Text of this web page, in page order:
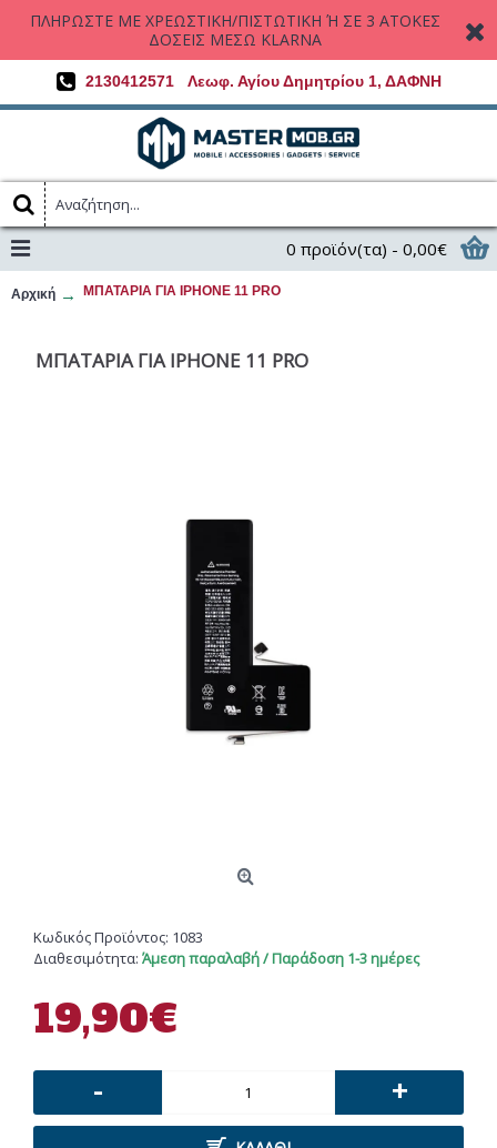
ΠΛΗΡΩΣΤΕ ΜΕ ΧΡΕΩΣΤΙΚΗ/ΠΙΣΤΩΤΙΚΗ Ή ΣΕ 3 ΑΤΟΚΕΣ
ΔΟΣΕΙΣ ΜΕΣΩ KLARNA
2130412571 Λεωφ. Αγίου Δημητρίου 1, ΔΑΦΝΗ
0 προϊόν(τα) - 0,00€
Αρχική ΜΠΑΤΑΡΙΑ ΓΙΑ IPHONE 11 PRO
ΜΠΑΤΑΡΙΑ ΓΙΑ IPHONE 11 PRO
Κωδικός Προϊόντος: 1083
Διαθεσιμότητα: Άμεση παραλαβή / Παράδοση 1-3 ημέρες
19,90€
- +